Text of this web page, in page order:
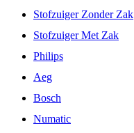
Stofzuiger Zonder Zak
Stofzuiger Met Zak
Philips
Aeg
Bosch
Numatic